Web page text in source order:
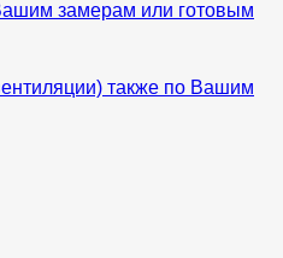
замерам или готовым
также по Вашим